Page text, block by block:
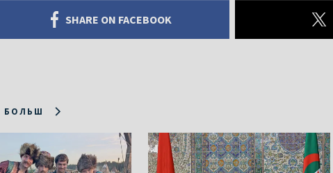
SHARE ON FACEBOOK
БОЛЬШ